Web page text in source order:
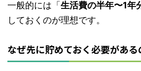
一般的には「 生活費の半年〜1年
しておくのが理想です。
なぜ先に貯めておく必要がある